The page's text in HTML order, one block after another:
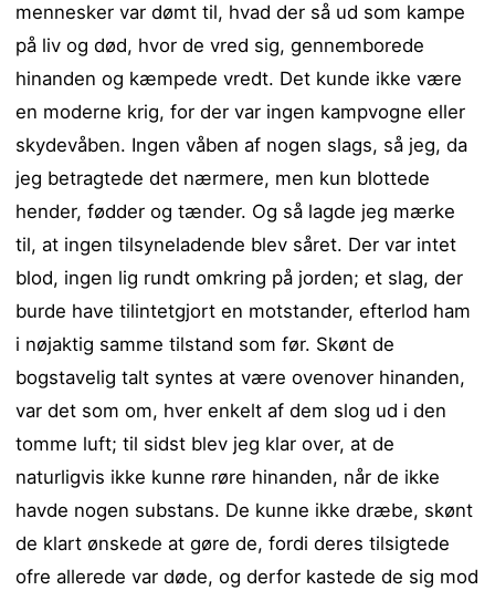
mennesker var dømt til, hvad der så ud som kampe
på liv og død, hvor de vred sig, gennemborede
hinanden og kæmpede vredt. Det kunde ikke være
en moderne krig, for der var ingen kampvogne eller
skydevåben. Ingen våben af nogen slags, så jeg, da
jeg betragtede det nærmere, men kun blottede
hender, fødder og tænder. Og så lagde jeg mærke
til, at ingen tilsyneladende blev såret. Der var intet
blod, ingen lig rundt omkring på jorden; et slag, der
burde have tilintetgjort en motstander, efterlod ham
i nøjaktig samme tilstand som før. Skønt de
bogstavelig talt syntes at være ovenover hinanden,
var det som om, hver enkelt af dem slog ud i den
tomme luft; til sidst blev jeg klar over, at de
naturligvis ikke kunne røre hinanden, når de ikke
havde nogen substans. De kunne ikke dræbe, skønt
de klart ønskede at gøre de, fordi deres tilsigtede
ofre allerede var døde, og derfor kastede de sig mod